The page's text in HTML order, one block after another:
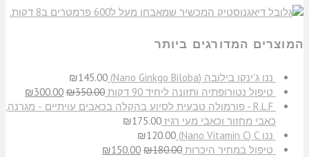
המוצרים המדורגים ביותר
​ננו ג'ינקו בילובה (Nano Ginkgo Biloba) ₪145.00
טיפול נטורופתיה ותזונה ליחיד 90 דקות
₪350.00
₪300.00
R.L.F - פורמולה טבעית לסיוע בהקלה בכאבים עויתיים - מגרנה,
כאבי מחזור וכאבי מעי רגיז
₪175.00
ננו C‏ (Nano Vitamin C)
₪120.00
טיפול במחיר היכרות
₪180.00
₪150.00